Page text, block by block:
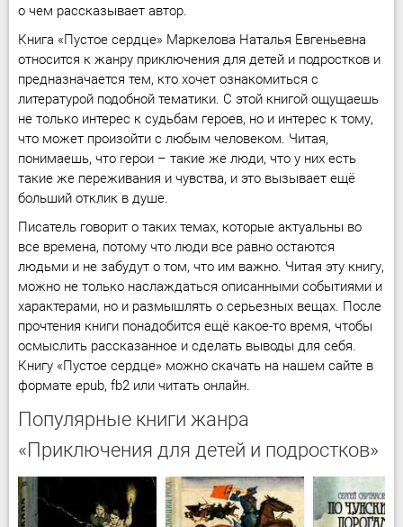
о чем рассказывает автор.
Книга «Пустое сердце» Маркелова Наталья Евгеньевна
относится к жанру приключения для детей и подростков и
предназначается тем, кто хочет ознакомиться с
литературой подобной тематики. С этой книгой ощущаешь
не только интерес к судьбам героев, но и интерес к тому,
что может произойти с любым человеком. Читая,
понимаешь, что герои – такие же люди, что у них есть
такие же переживания и чувства, и это вызывает ещё
больший отклик в душе.
Писатель говорит о таких темах, которые актуальны во
все времена, потому что люди все равно остаются
людьми и не забудут о том, что им важно. Читая эту книгу,
можно не только наслаждаться описанными событиями и
характерами, но и размышлять о серьезных вещах. После
прочтения книги понадобится ещё какое-то время, чтобы
осмыслить рассказанное и сделать выводы для себя.
Книгу «Пустое сердце» можно скачать на нашем сайте в
формате epub, fb2 или читать онлайн.
Популярные книги жанра
«Приключения для детей и подростков»